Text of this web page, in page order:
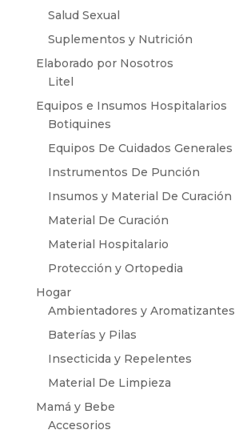
Salud Sexual
Suplementos y Nutrición
Elaborado por Nosotros
Litel
Equipos e Insumos Hospitalarios
Botiquines
Equipos De Cuidados Generales
Instrumentos De Punción
Insumos y Material De Curación
Material De Curación
Material Hospitalario
Protección y Ortopedia
Hogar
Ambientadores y Aromatizantes
Baterías y Pilas
Insecticida y Repelentes
Material De Limpieza
Mamá y Bebe
Accesorios